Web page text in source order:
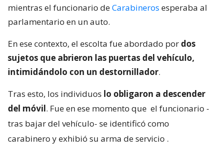
mientras el funcionario deCarabineros esperaba al
parlamentario en un auto.
En ese contexto, el escolta fue abordado por dos
sujetos que abrieron las puertas del vehículo,
intimidándolo con un destornillador.
Tras esto, los individuos lo obligaron a descender
del móvil. Fue en ese momento que el funcionario -
tras bajar del vehículo- se identificó como
carabinero y exhibió su arma de servicio .